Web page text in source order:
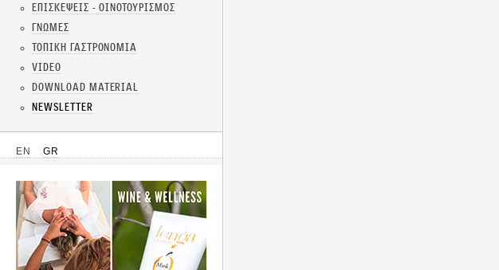
ΕΠΙΣΚΕΨΕΙΣ - ΟΙΝΟΤΟΥΡΙΣΜΟΣ
ΓΝΩΜΕΣ
ΤΟΠΙΚΗ ΓΑΣΤΡΟΝΟΜΙΑ
VIDEO
DOWNLOAD MATERIAL
NEWSLETTER
EN GR